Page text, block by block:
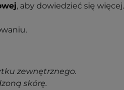
, aby dowiedzieć się więcej.
zewnętrznego.
skórę.